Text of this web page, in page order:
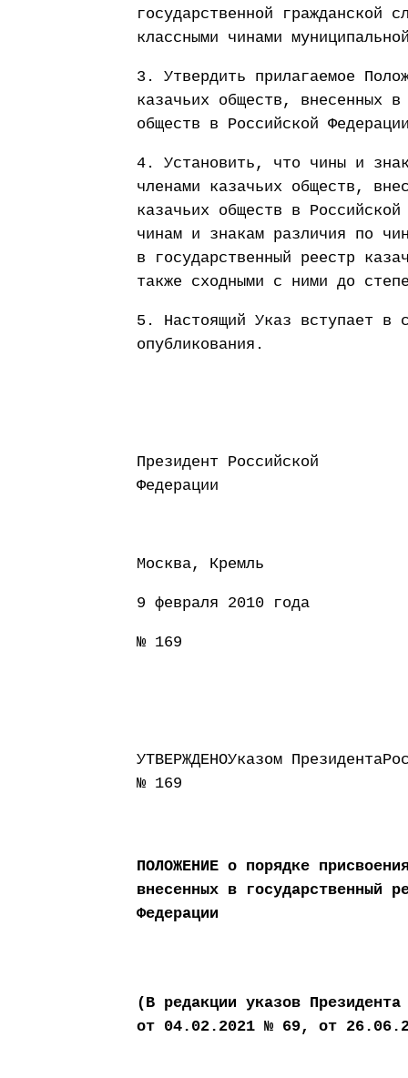
государственной гражданской
классными чинами
3. Утвердить прилагаемое
казачьих обществ, внесенных в
обществ в Российской
4. Установить, что чины и
членами казачьих обществ,
казачьих обществ в
чинам и знакам различия по
в государственный реестр
также сходными с ними до
5. Настоящий Указ вступает в
опубликования.
Президент Российской
Федерации
Москва, Кремль
9 февраля 2010 года
№ 169
УТВЕРЖДЕНОУказом
№ 169
ПОЛОЖЕНИЕ о порядке
внесенных в государственный
Федерации
(В редакции указов Президента
от 04.02.2021 № 69, от